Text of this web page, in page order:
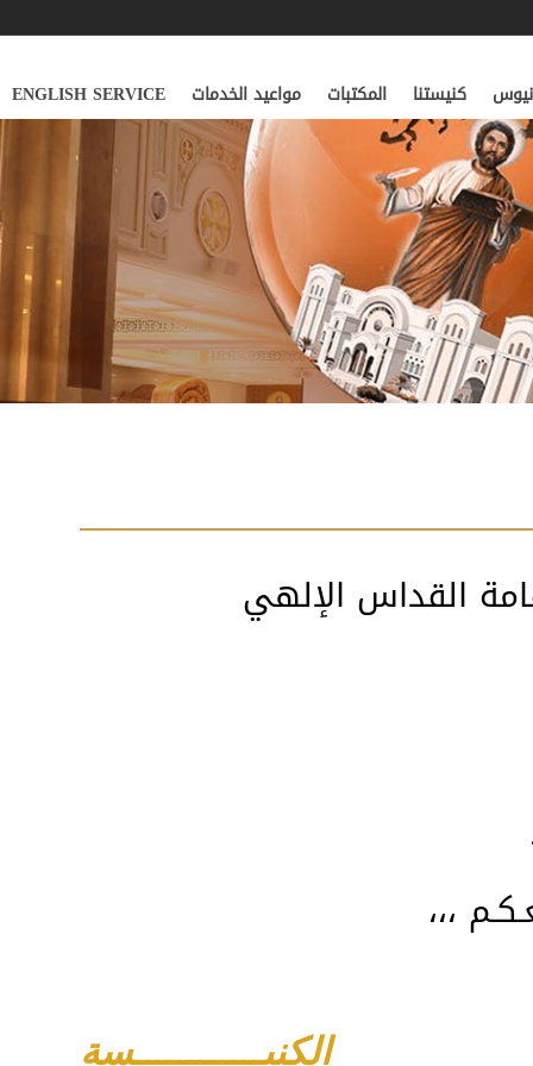
كنيستنا المكتبات مواعيد الخدمات ENGLISH SERVICE
القداس الإلهي
،،،
الكنيــــــــــــسة